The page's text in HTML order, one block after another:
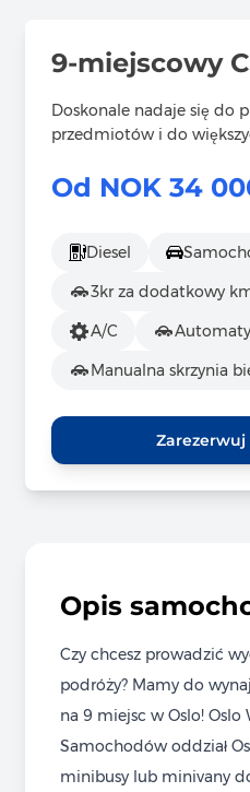
9-miejscowy
Doskonale nadaje się do
przedmiotów i do
Od NOK 34
Diesel
3kr za dodatkowy
A/C
Manualna skrzynia
Opis
Czy chcesz prowadzić
podróży? Mamy do
na 9 miejsc w Oslo! Oslo
Samochodów oddział
minibusy lub minivany